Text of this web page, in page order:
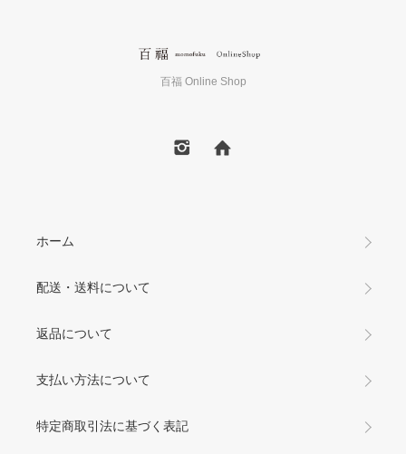
百福 Online Shop
ホーム
配送・送料について
返品について
支払い方法について
特定商取引法に基づく表記